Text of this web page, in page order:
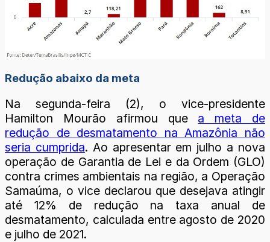
Redução abaixo da meta
Na segunda-feira (2), o vice-presidente
Hamilton Mourão afirmou que a meta de
redução de desmatamento na Amazônia não
seria cumprida. Ao apresentar em julho a nova
operação de Garantia de Lei e da Ordem (GLO)
contra crimes ambientais na região, a Operação
Samaúma, o vice declarou que desejava atingir
até 12% de redução na taxa anual de
desmatamento, calculada entre agosto de 2020
e julho de 2021.